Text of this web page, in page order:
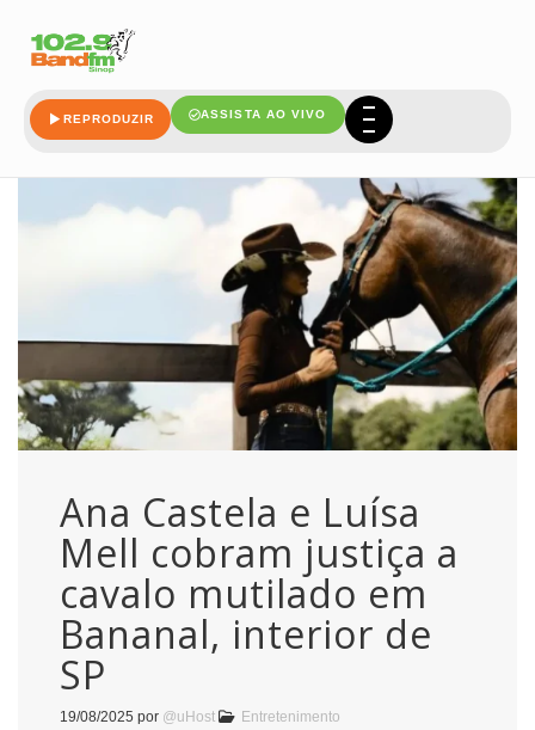
REPRODUZIR ASSISTA AO VIVO
justica
Ana Castela e Luísa
Mell cobram justiça a
cavalo mutilado em
Bananal, interior de
SP
19/08/2025 por @uHost Entretenimento